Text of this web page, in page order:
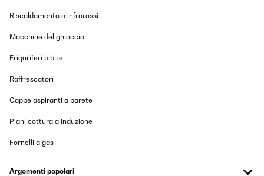
Riscaldamento a infrarossi
Macchine del ghiaccio
Frigoriferi bibite
Raffrescatori
Cappe aspiranti a parete
Piani cottura a induzione
Fornelli a gas
Argomenti popolari